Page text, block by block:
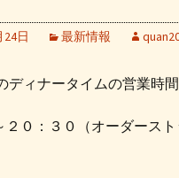
24日 最新情報
ディナータイムの営業時
２０：３０（オーダース